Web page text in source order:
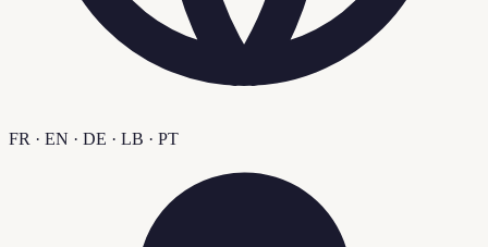
FR · EN · DE · LB · PT